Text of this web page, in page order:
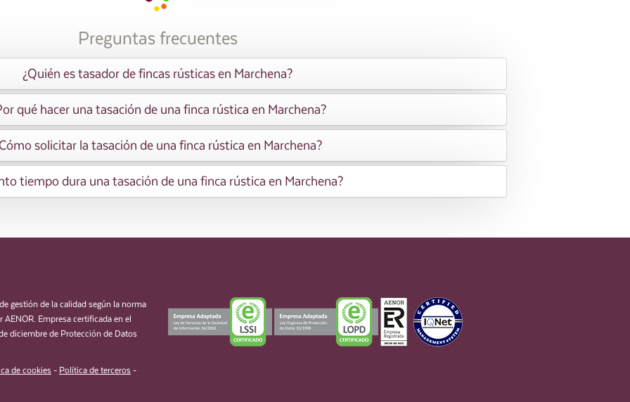
Preguntas frecuentes
¿Quién es tasador de fincas rústicas en Marchena?
qué hacer una tasación de una finca rústica en Marchena?
solicitar la tasación de una finca rústica en Marchena?
tiempo dura una tasación de una finca rústica en Marchena?
gestión de la calidad según la norma
Empresa certificada en el
diciembre de Protección de Datos
de cookies - Política de terceros -